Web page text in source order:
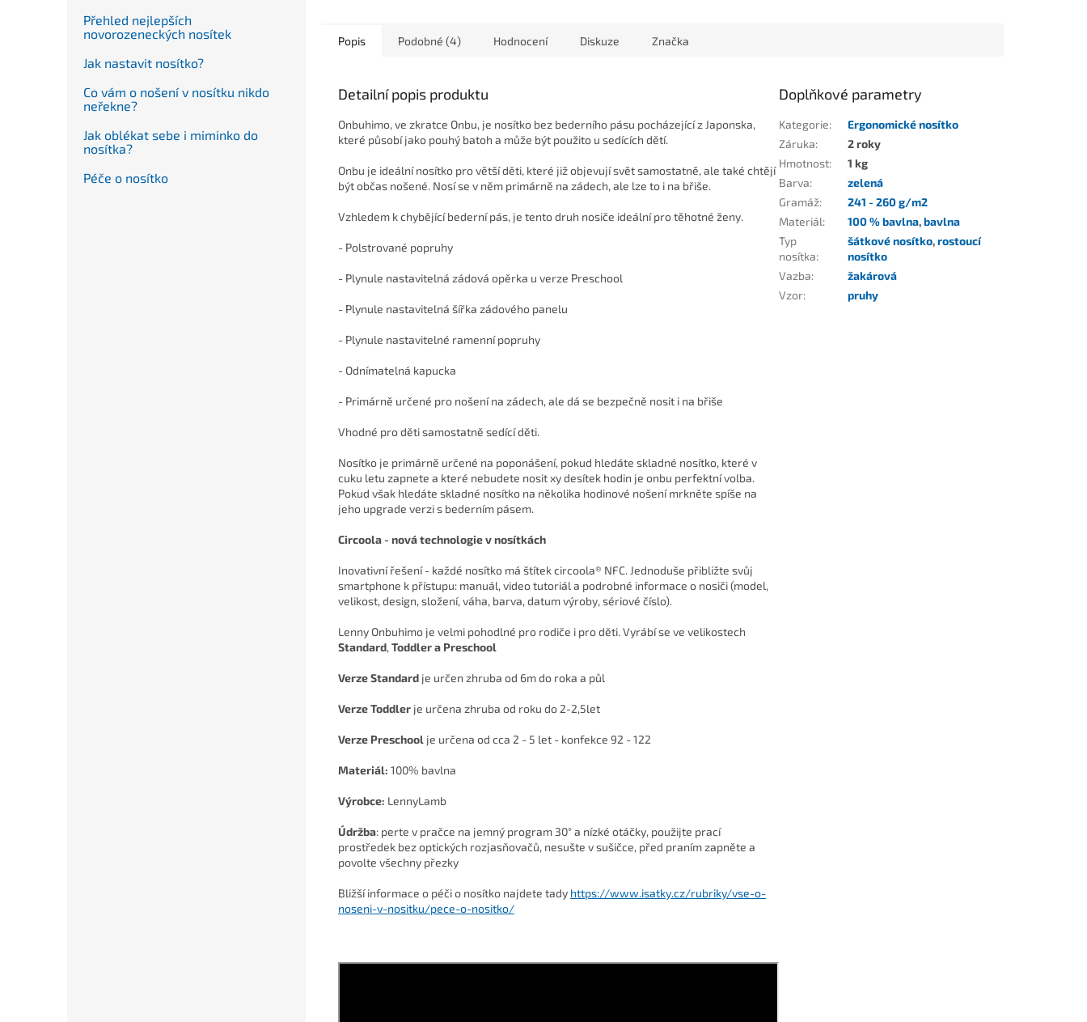
Přehled nejlepších
novorozeneckých nosítek
Jak nastavit nosítko?
Co vám o nošení v nosítku nikdo
neřekne?
Jak oblékat sebe i miminko do
nosítka?
Péče o nosítko
Popis Podobné (4) Hodnocení Diskuze Značka
Detailní popis produktu
Onbuhimo, ve zkratce Onbu, je nosítko bez bederního pásu pocházející z Japonska,
které působí jako pouhý batoh a může být použito u sedících dětí.
Onbu je ideální nosítko pro větší děti, které již objevují svět samostatně, ale také chtějí
být občas nošené. Nosí se v něm primárně na zádech, ale lze to i na břiše.
Vzhledem k chybějící bederní pás, je tento druh nosiče ideální pro těhotné ženy.
- Polstrované popruhy
- Plynule nastavitelná zádová opěrka u verze Preschool
- Plynule nastavitelná šířka zádového panelu
- Plynule nastavitelné ramenní popruhy
- Odnímatelná kapucka
- Primárně určené pro nošení na zádech, ale dá se bezpečně nosit i na břiše
Vhodné pro děti samostatně sedící děti.
Nosítko je primárně určené na poponášení, pokud hledáte skladné nosítko, které v
cuku letu zapnete a které nebudete nosit xy desítek hodin je onbu perfektní volba.
Pokud však hledáte skladné nosítko na několika hodinové nošení mrkněte spíše na
jeho upgrade verzi s bederním pásem.
Circoola - nová technologie v nosítkách
Inovativní řešení - každé nosítko má štítek circoola® NFC. Jednoduše přibližte svůj
smartphone k přístupu: manuál, video tutoriál a podrobné informace o nosiči (model,
velikost, design, složení, váha, barva, datum výroby, sériové číslo).
Lenny Onbuhimo je velmi pohodlné pro rodiče i pro děti. Vyrábí se ve velikostech
Standard, Toddler a Preschool
Verze Standard je určen zhruba od 6m do roka a půl
Verze Toddler je určena zhruba od roku do 2-2,5let
Verze Preschool je určena od cca 2 - 5 let - konfekce 92 - 122
Materiál: 100% bavlna
Výrobce: LennyLamb
Údržba: perte v pračce na jemný program 30° a nízké otáčky, použijte prací
prostředek bez optických rozjasňovačů, nesušte v sušičce, před praním zapněte a
povolte všechny přezky
Bližší informace o péči o nosítko najdete tady https://www.isatky.cz/rubriky/vse-o-
noseni-v-nositku/pece-o-nositko/
Doplňkové parametry
Kategorie:
Ergonomické nosítko
Záruka:
2 roky
Hmotnost:
1 kg
Barva:
zelená
Gramáž:
241 - 260 g/m2
Materiál: 100 % bavlna,bavlna
Typ
nosítka:
šátkové nosítko,rostoucí
nosítko
Vazba:
žakárová
Vzor: pruhy